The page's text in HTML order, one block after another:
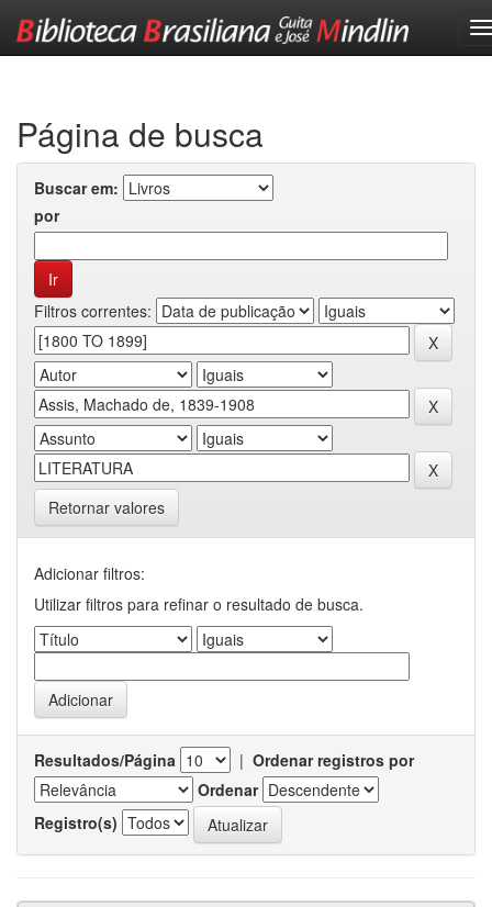
Página de busca
Buscar em:
por
Filtros correntes:
Retornar valores
Adicionar filtros:
Utilizar filtros para refinar o resultado de busca.
Resultados/Página | Ordenar registros por
Ordenar
Registro(s)